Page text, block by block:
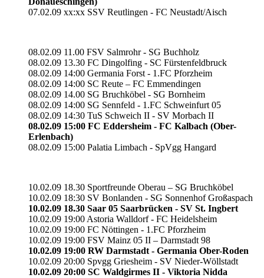
07.02.09 xx:xx SSV Reutlingen - FC Neustadt/Aisch
08.02.09 11.00 FSV Salmrohr - SG Buchholz
08.02.09 13.30 FC Dingolfing - SC Fürstenfeldbruck
08.02.09 14:00 Germania Forst - 1.FC Pforzheim
08.02.09 14:00 SC Reute – FC Emmendingen
08.02.09 14.00 SG Bruchköbel - SG Bornheim
08.02.09 14:00 SG Sennfeld - 1.FC Schweinfurt 05
08.02.09 14:30 TuS Schweich II - SV Morbach II
08.02.09 15:00 FC Eddersheim - FC Kalbach (Ober-
Erlenbach)
08.02.09 15:00 Palatia Limbach - SpVgg Hangard
10.02.09 18.30 Sportfreunde Oberau – SG Bruchköbel
10.02.09 18:30 SV Bonlanden - SG Sonnenhof Großaspach
10.02.09 18.30 Saar 05 Saarbrücken - SV St. Ingbert
10.02.09 19:00 Astoria Walldorf - FC Heidelsheim
10.02.09 19:00 FC Nöttingen - 1.FC Pforzheim
10.02.09 19:00 FSV Mainz 05 II – Darmstadt 98
10.02.09 19:00 RW Darmstadt - Germania Ober-Roden
10.02.09 20:00 Spvgg Griesheim - SV Nieder-Wöllstadt
10.02.09 20:00 SC Waldgirmes II - Viktoria Nidda